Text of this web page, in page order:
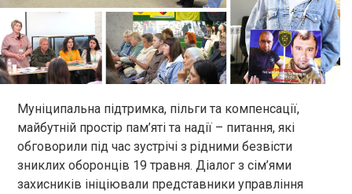
Муніципальна підтримка, пільги та компенсації,
майбутній простір пам’яті та надії – питання, які
обговорили під час зустрічі з рідними безвісти
зниклих оборонців 19 травня. Діалог з сім’ями
захисників ініціювали представники управління